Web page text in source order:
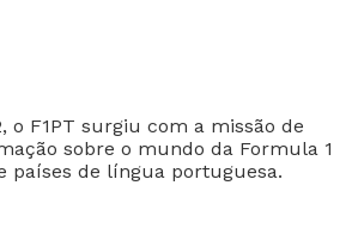
o F1PT surgiu com a missão de
sobre o mundo da Formula 1
países de língua portuguesa.